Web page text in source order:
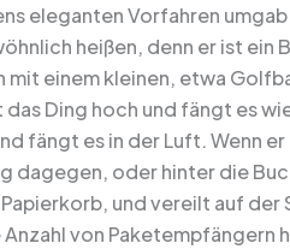
eleganten Vorfahren
heißen, denn er ist
einem kleinen, etwa
Ding hoch und fängt es
fängt es in der Luft. Wenn
dagegen, oder hinter die
und vereilt auf der
von Paketempfängern